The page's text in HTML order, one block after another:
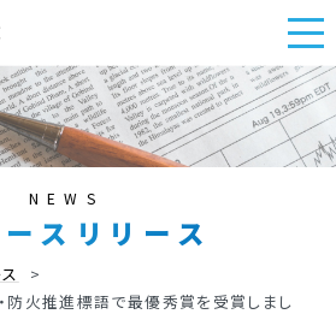
NEWS
ス リリース
>
火推進標語で最優秀賞を受賞しまし